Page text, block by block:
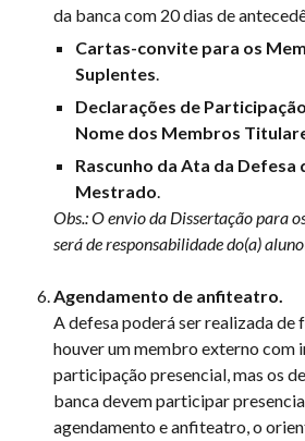
da banca com 20 dias de
Cartas-convite para os
Suplentes.
Declarações de
Nome dos Membros
Rascunho da Ata da
Mestrado.
Obs.: O envio da Dissertação para
será de responsabilidade do(a)
Agendamento de anfiteatro.
A defesa poderá ser realizada de
houver um membro externo com
participação presencial, mas os
banca devem participar
agendamento e anfiteatro, o